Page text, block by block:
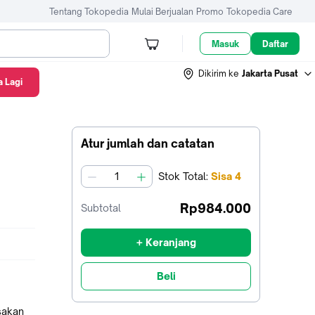
Tentang Tokopedia Mulai Berjualan Promo Tokopedia Care
Masuk Daftar
Dikirim ke Jakarta Pusat
Atur jumlah dan catatan
jumlah Stok Total: Sisa 4
Subtotal Rp984.000
+ Keranjang
Beli
Lagi